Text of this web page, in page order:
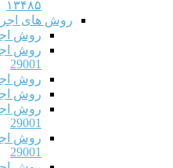
۱۳۴۸۵
روش های اجرایی
روش
روش
29001
روش
روش
روش
29001
روش
29001